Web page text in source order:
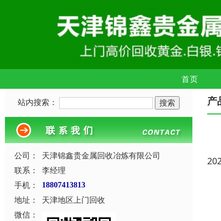
首页
站内搜索：
公司：
天津锦鑫贵金属回收冶炼有限公司
联系：
李经理
手机：
18807413813
地址：
天津地区上门回收
微信：
产